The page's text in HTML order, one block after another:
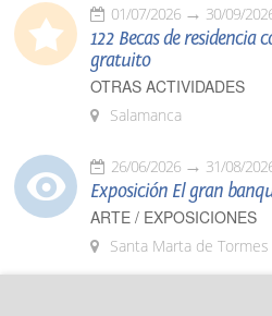
01/07/2026 30/09/
122 Becas de
gratuito
OTRAS ACTIVIDADES
Salamanca
26/06/2026 31/08/
Exposición El gran
ARTE / EXPOSICIONES
Santa Marta de Tormes